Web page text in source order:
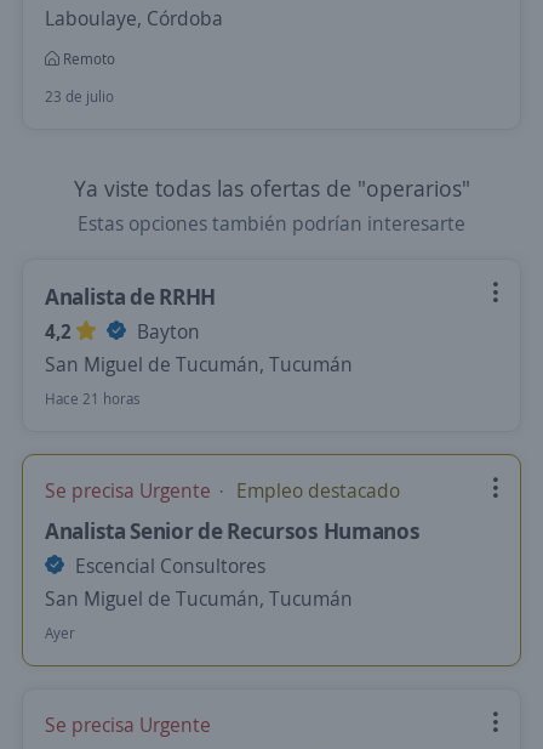
Laboulaye, Córdoba
Remoto
23 de julio
Ya viste todas las ofertas de "operarios"
Estas opciones también podrían interesarte
Analista de RRHH
4,2
Bayton
San Miguel de Tucumán, Tucumán
Hace 21 horas
Se precisa Urgente Empleo destacado
Analista Senior de Recursos Humanos
Escencial Consultores
San Miguel de Tucumán, Tucumán
Ayer
Se precisa Urgente